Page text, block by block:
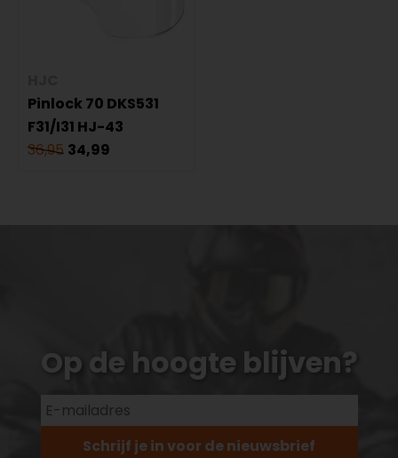
Pinlock 70 DKS531
F31/I31 HJ-43
36,95 34,99
Op de hoogte blijven?
Schrijf je in voor de nieuwsbrief